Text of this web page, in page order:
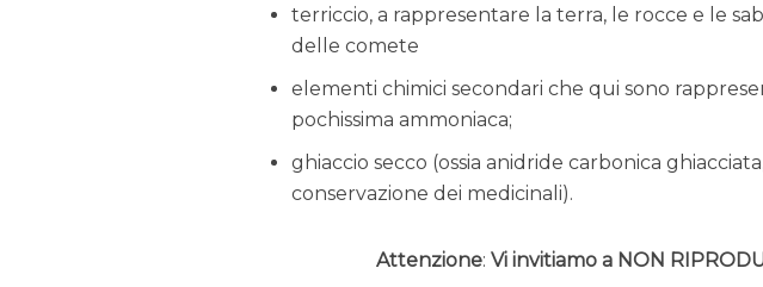
terriccio, a rappresentare la terra, le rocce e le
delle comete
elementi chimici secondari che qui sono
pochissima ammoniaca;
ghiaccio secco (ossia anidride carbonica
conservazione dei medicinali).
Attenzione: Vi invitiamo a NON